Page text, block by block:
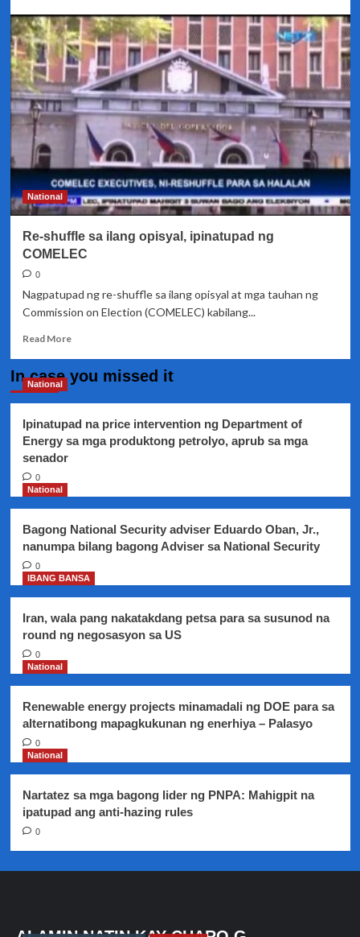
about
Bureau
of
Immigration,
nagpatupad
ng
balasahan
sa
halos
kawani
nito
sa
National
Re-shuffle sa ilang opisyal, ipinatupad ng
COMELEC
0
Nagpatupad ng re-shuffle sa ilang opisyal at mga tauhan ng
Commission on Election (COMELEC) kabilang...
Read MoreRead
Re-
ilang
opisyal,
In case you missed it
National
Ipinatupad na price intervention ng Department of
Energy sa mga produktong petrolyo, aprub sa mga
senador
0
National
Bagong National Security adviser Eduardo Oban, Jr.,
nanumpa bilang bagong Adviser sa National Security
0
IBANG BANSA
Iran, wala pang nakatakdang petsa para sa susunod na
round ng negosasyon sa US
0
National
Renewable energy projects minamadali ng DOE para sa
alternatibong mapagkukunan ng enerhiya – Palasyo
0
National
Nartatez sa mga bagong lider ng PNPA: Mahigpit na
ipatupad ang anti-hazing rules
0